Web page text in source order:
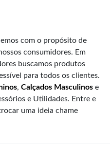
com o propósito de
consumidores. Em
buscamos produtos
para todos os clientes.
, Calçados Masculinos e
e Utilidades. Entre e
uma ideia chame